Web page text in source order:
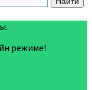
режиме!